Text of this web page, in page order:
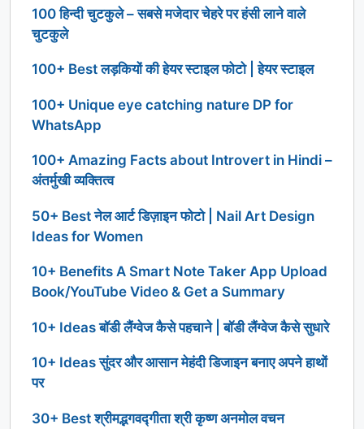
100 हिन्दी चुटकुले – सबसे मजेदार चेहरे पर हंसी लाने वाले
चुटकुले
100+ Best लड़कियों की हेयर स्टाइल फोटो | हेयर स्टाइल
100+ Unique eye catching nature DP for
WhatsApp
100+ Amazing Facts about Introvert in Hindi –
अंतर्मुखी व्यक्तित्व
50+ Best नेल आर्ट डिज़ाइन फोटो | Nail Art Design
Ideas for Women
10+ Benefits A Smart Note Taker App Upload
Book/YouTube Video & Get a Summary
10+ Ideas बॉडी लैंग्वेज कैसे पहचाने | बॉडी लैंग्वेज कैसे सुधारे
10+ Ideas सुंदर और आसान मेहंदी डिजाइन बनाए अपने हाथों
पर
30+ Best श्रीमद्भगवद्गीता श्री कृष्ण अनमोल वचन